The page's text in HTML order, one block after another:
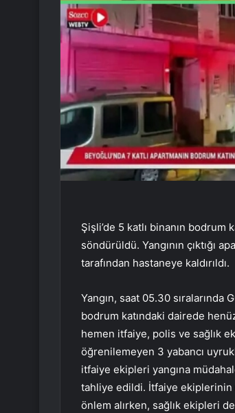
Şişli’de 5 katlı binanın
söndürüldü. Yangının çıktığı
tarafından hastaneye kaldırıldı.
Yangın, saat 05.30 sıralarında
bodrum katındaki dairede
hemen itfaiye, polis ve sağlık
öğrenilemeyen 3 yabancı
itfaiye ekipleri yangına
tahliye edildi. İtfaiye ekiplerinin
önlem alırken, sağlık ekipleri